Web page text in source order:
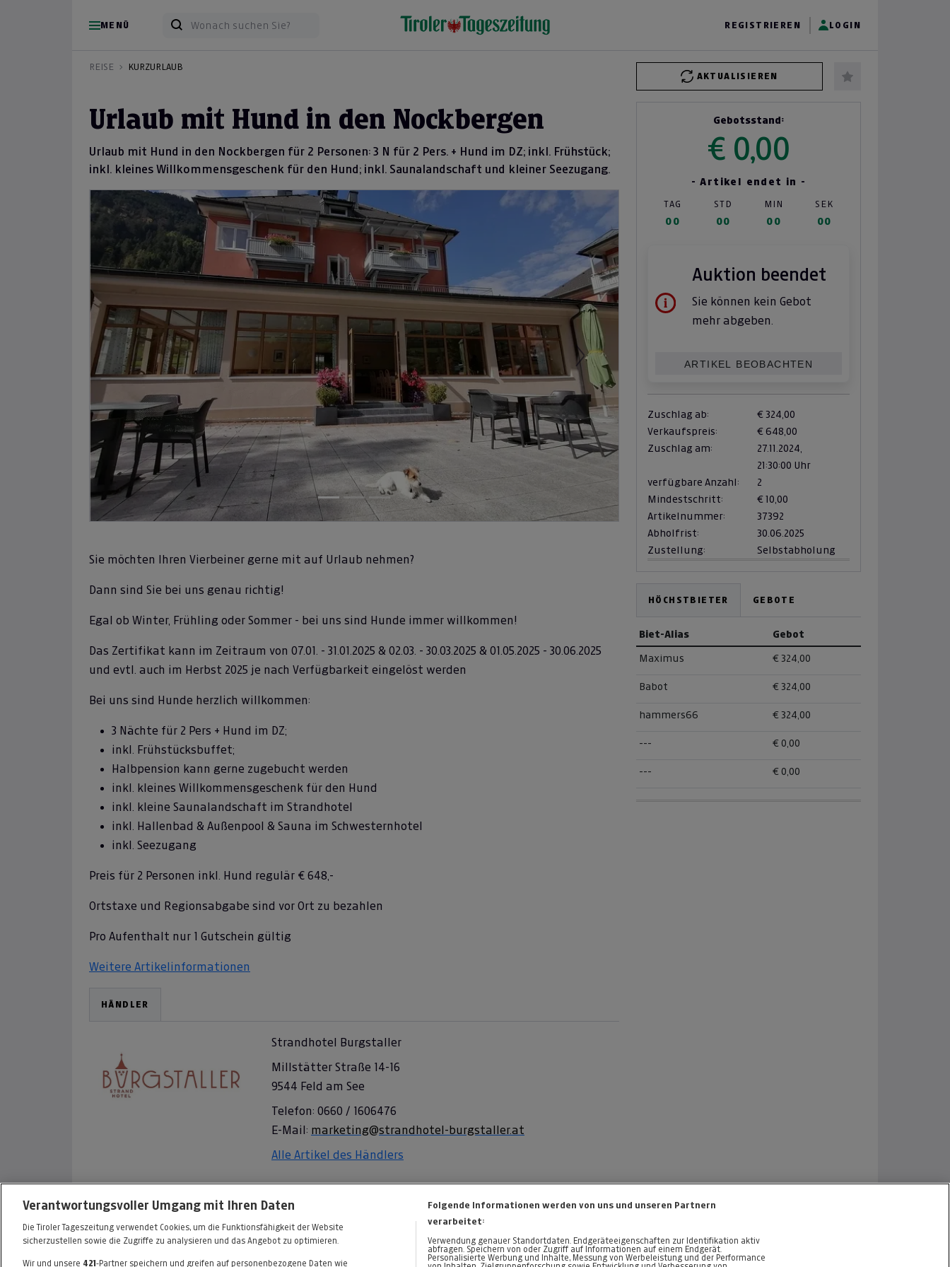
MENÜ REGISTRIEREN LOGIN
REISE
KURZURLAUB
AKTUALISIEREN
Urlaub mit Hund in den Nockbergen
Urlaub mit Hund in den Nockbergen für 2 Personen: 3 N für 2 Pers. + Hund im DZ; inkl. Frühstück;
inkl. kleines Willkommensgeschenk für den Hund; inkl. Saunalandschaft und kleiner Seezugang.
Previous Next
Sie möchten Ihren Vierbeiner gerne mit auf Urlaub nehmen?
Dann sind Sie bei uns genau richtig!
Egal ob Winter, Frühling oder Sommer - bei uns sind Hunde immer willkommen!
Das Zertifikat kann im Zeitraum von 07.01. - 31.01.2025 & 02.03. - 30.03.2025 & 01.05.2025 - 30.06.2025
und evtl. auch im Herbst 2025 je nach Verfügbarkeit eingelöst werden
Bei uns sind Hunde herzlich willkommen:
3 Nächte für 2 Pers + Hund im DZ;
inkl. Frühstücksbuffet;
Halbpension kann gerne zugebucht werden
inkl. kleines Willkommensgeschenk für den Hund
inkl. kleine Saunalandschaft im Strandhotel
inkl. Hallenbad & Außenpool & Sauna im Schwesternhotel
inkl. Seezugang
Preis für 2 Personen inkl. Hund regulär € 648,-
Ortstaxe und Regionsabgabe sind vor Ort zu bezahlen
Pro Aufenthalt nur 1 Gutschein gültig
Weitere Artikelinformationen
HÄNDLER
Strandhotel Burgstaller
Millstätter Straße 14-16
9544 Feld am See
Telefon: 0660 / 1606476
E-Mail: marketing@strandhotel-burgstaller.at
Alle Artikel des Händlers
Gebotsstand:
€ 0,00
- Artikel endet in -
TAG STD MIN SEK
00 00 00 00
Auktion beendet
Sie können kein Gebot
mehr abgeben.
ARTIKEL BEOBACHTEN
Zuschlag ab:
€ 324,00
Verkaufspreis:
€ 648,00
Zuschlag am:
27.11.2024,
21:30:00 Uhr
verfügbare Anzahl:
2
Mindestschritt:
€ 10,00
Artikelnummer:
37392
Abholfrist:
30.06.2025
Zustellung:
Selbstabholung
HÖCHSTBIETER GEBOTE
Biet-Alias Gebot
Maximus € 324,00
Babot € 324,00
hammers66 € 324,00
--- € 0,00
--- € 0,00
Verantwortungsvoller Umgang mit Ihren Daten
Die Tiroler Tageszeitung verwendet Cookies, um die Funktionsfähigkeit der Website
sicherzustellen sowie die Zugriffe zu analysieren und das Angebot zu optimieren.
Wir und unsere 421 -Partner speichern und greifen auf personenbezogene Daten wie
Folgende Informationen werden von uns und unseren Partnern
verarbeitet:
Verwendung genauer Standortdaten. Endgeräteeigenschaften zur Identifikation aktiv
abfragen. Speichern von oder Zugriff auf Informationen auf einem Endgerät.
Personalisierte Werbung und Inhalte, Messung von Werbeleistung und der Performance